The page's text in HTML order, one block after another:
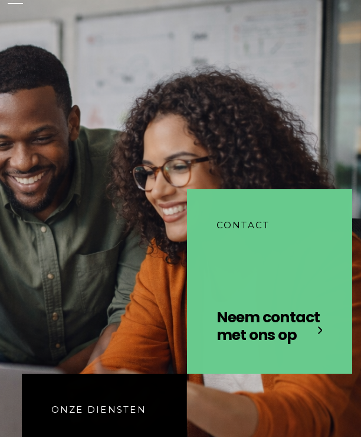
CONTACT
Neem contact
met ons op
ONZE DIENSTEN